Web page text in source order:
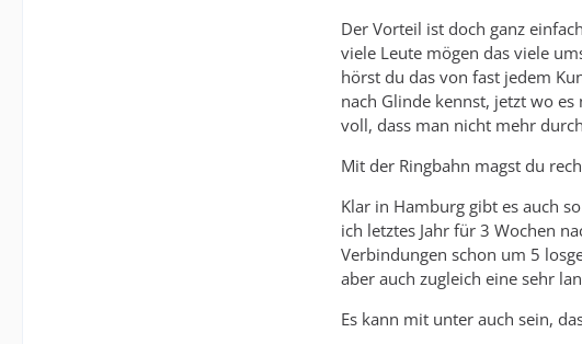
Der Vorteil ist doch ganz
viele Leute mögen das viele
hörst du das von fast jedem
nach Glinde kennst, jetzt wo
voll, dass man nicht mehr
Mit der Ringbahn magst du
Klar in Hamburg gibt es auch
ich letztes Jahr für 3 Wochen
Verbindungen schon um 5
aber auch zugleich eine sehr
Es kann mit unter auch sein,